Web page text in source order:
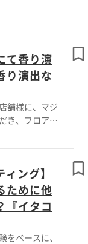
て香り演
り演出な
舗様に、マジ
き、フロア内
す。
楽や照明とと
な空間を演出
ルズバー・バ
イト店舗の空
す。
ング】
ために他
『イタコ
をベースに、